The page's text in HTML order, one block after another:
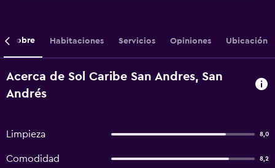
Sobre Habitaciones Servicios Opiniones Ubicación
Acerca de Sol Caribe San Andres, San
Andrés
Limpieza 8,0
Comodidad 8,2